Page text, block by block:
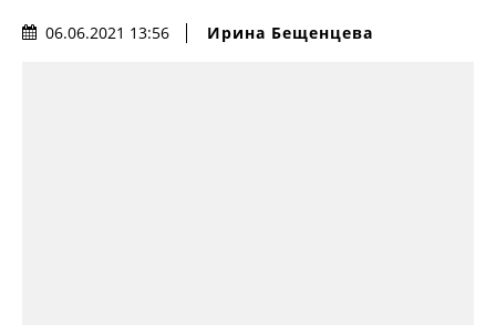
06.06.2021 13:56 Ирина Бещенцева